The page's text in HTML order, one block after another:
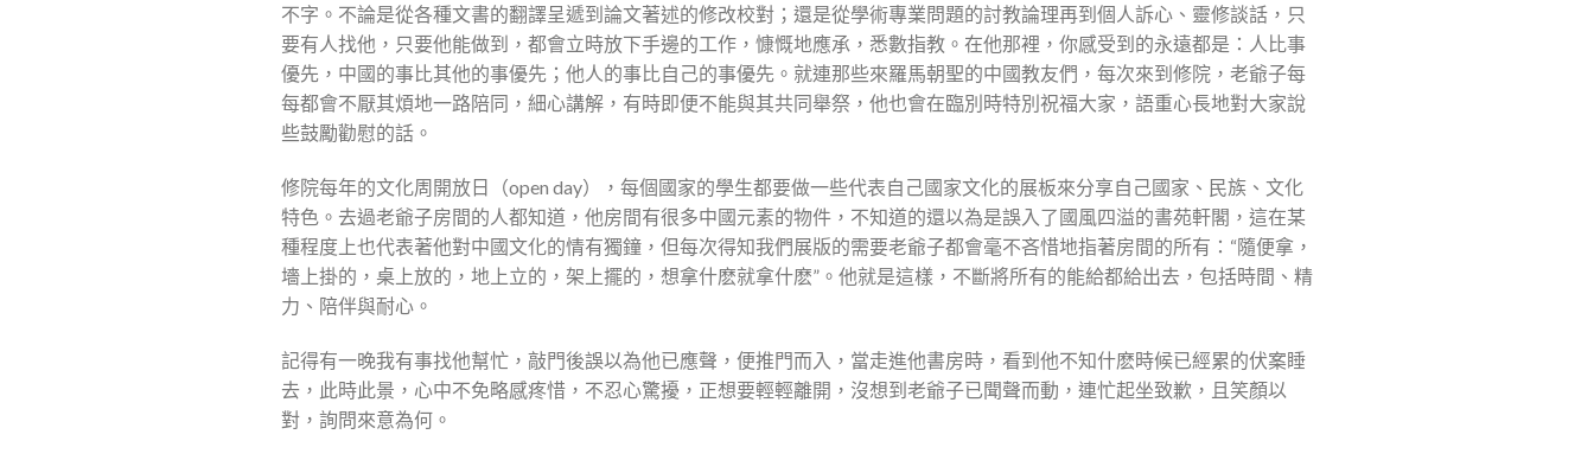
不字。不論是從各種文書的翻譯呈遞到論文著述的修改校對；還是從學術專業問題的討教論理再到個人訴心、靈修談話，只
要有人找他，只要他能做到，都會立時放下手邊的工作，慷慨地應承，悉數指教。在他那裡，你感受到的永遠都是：人比事
優先，中國的事比其他的事優先；他人的事比自己的事優先。就連那些來羅馬朝聖的中國教友們，每次來到修院，老爺子每
每都會不厭其煩地一路陪同，細心講解，有時即便不能與其共同舉祭，他也會在臨別時特別祝福大家，語重心長地對大家說
些鼓勵勸慰的話。
修院每年的文化周開放日（open day），每個國家的學生都要做一些代表自己國家文化的展板來分享自己國家、民族、文化
特色。去過老爺子房間的人都知道，他房間有很多中國元素的物件，不知道的還以為是誤入了國風四溢的書苑軒閣，這在某
種程度上也代表著他對中國文化的情有獨鐘，但每次得知我們展版的需要老爺子都會毫不吝惜地指著房間的所有：“隨便拿，
墻上掛的，桌上放的，地上立的，架上擺的，想拿什麽就拿什麽”。他就是這樣，不斷將所有的能給都給出去，包括時間、精
力、陪伴與耐心。
記得有一晚我有事找他幫忙，敲門後誤以為他已應聲，便推門而入，當走進他書房時，看到他不知什麽時候已經累的伏案睡
去，此時此景，心中不免略感疼惜，不忍心驚擾，正想要輕輕離開，沒想到老爺子已聞聲而動，連忙起坐致歉，且笑顏以
對，詢問來意為何。